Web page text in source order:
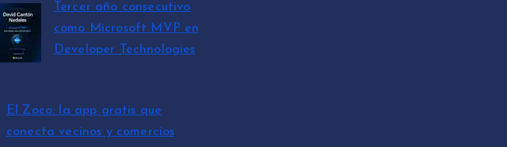
Tercer año consecutivo
como Microsoft MVP en
Developer Technologies
El Zoco: la app gratis que
conecta vecinos y comercios